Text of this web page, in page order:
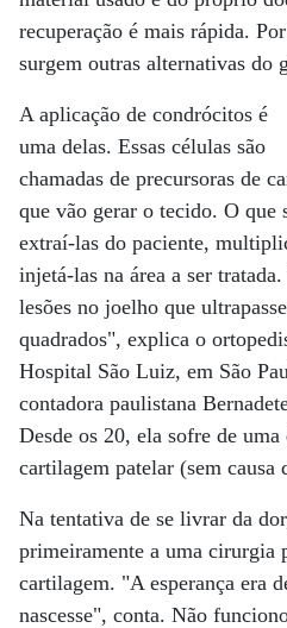
recuperação é mais rápida.
surgem outras alternativas do
A aplicação de condrócitos é
uma delas. Essas células são
chamadas de precursoras de
que vão gerar o tecido. O que
extraí-las do paciente,
injetá-las na área a ser
lesões no joelho que
quadrados", explica o
Hospital São Luiz, em São
contadora paulistana
Desde os 20, ela sofre de uma
cartilagem patelar (sem
Na tentativa de se livrar da
primeiramente a uma cirurgia
cartilagem. "A esperança era
nascesse", conta. Não